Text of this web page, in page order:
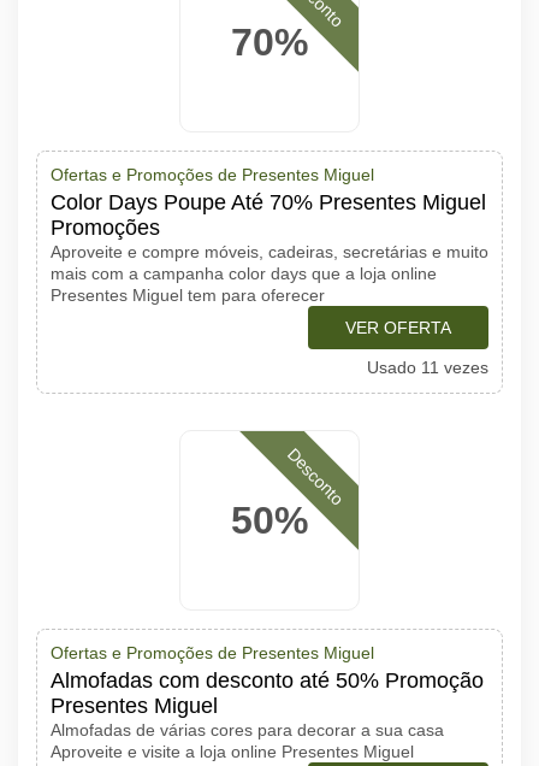
70%
Ofertas e Promoções de Presentes Miguel
Color Days Poupe Até 70% Presentes Miguel
Promoções
Aproveite e compre móveis, cadeiras, secretárias e muito
mais com a campanha color days que a loja online
Presentes Miguel tem para oferecer
VER OFERTA
Usado 11 vezes
50%
Desconto
Ofertas e Promoções de Presentes Miguel
Almofadas com desconto até 50% Promoção
Presentes Miguel
Almofadas de várias cores para decorar a sua casa
Aproveite e visite a loja online Presentes Miguel